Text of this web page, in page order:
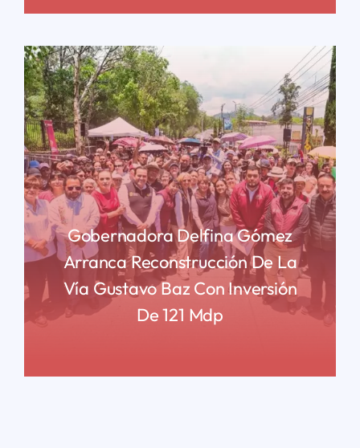
Gobernadora Delfina Gómez
Arranca Reconstrucción De La
Vía Gustavo Baz Con Inversión
De 121 Mdp